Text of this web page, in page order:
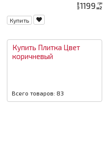
цена1199 грн
м2
Купить
Купить Плитка Цвет
коричневый
Всего товаров: 83